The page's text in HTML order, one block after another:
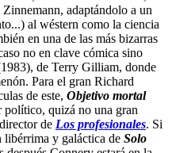
adaptándolo a un
al wéstern como la ciencia
en una de las más bizarras
no en clave cómica sino
de Terry Gilliam, donde
Para el gran Richard
de este, Objetivo mortal
quizá no una gran
de Los profesionales. Si
libérrima y galáctica de Solo